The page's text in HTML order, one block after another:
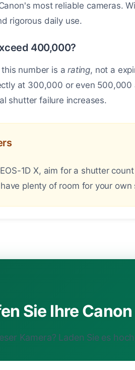
most reliable cameras.
rigorous daily use.
400,000?
number is arating, not a
at 300,000 or even 500,000
shutter failure increases.
1D X, aim for a shutter
plenty of room for your own
Sie Ihre
Kamera? Laden Sie es